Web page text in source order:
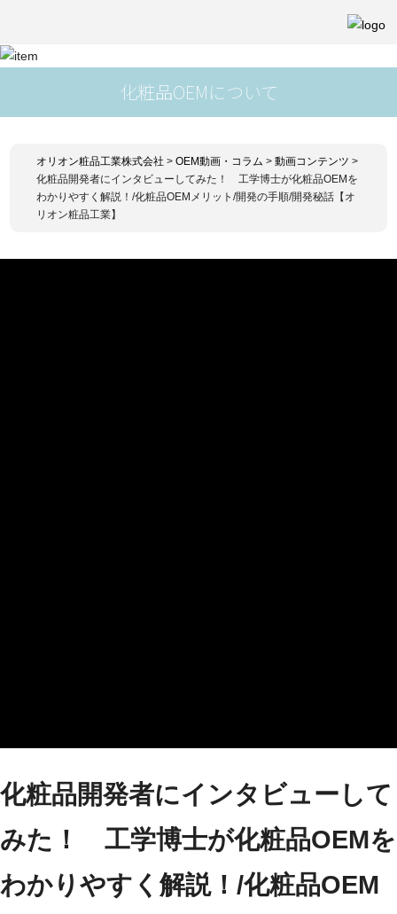
化粧品OEMについて
オリオン粧品工業株式会社 >OEM動画・コラム >動画コンテンツ >
化粧品開発者にインタビューしてみた！ 工学博士が化粧品OEMを
わかりやすく解説！/化粧品OEMメリット/開発の手順/開発秘話【オ
リオン粧品工業】
化粧品開発者にインタビューして
みた！ 工学博士が化粧品OEMを
わかりやすく解説！/化粧品OEM